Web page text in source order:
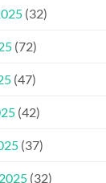
(32)
(72)
(47)
(42)
(37)
(32)